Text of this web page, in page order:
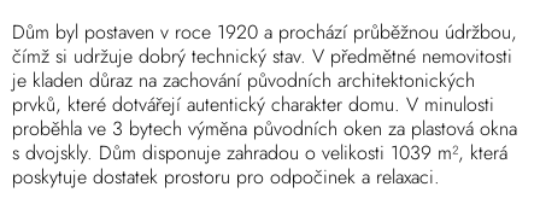
Dům byl postaven v roce 1920 a prochází průběžnou údržbou,
čímž si udržuje dobrý technický stav. V předmětné nemovitosti
je kladen důraz na zachování původních architektonických
prvků, které dotvářejí autentický charakter domu. V minulosti
proběhla ve 3 bytech výměna původních oken za plastová okna
s dvojskly. Dům disponuje zahradou o velikosti 1039 m², která
poskytuje dostatek prostoru pro odpočinek a relaxaci.